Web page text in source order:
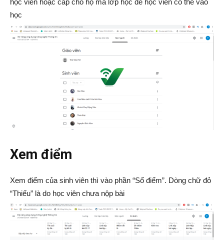
học
Xem điểm
Xem điểm của sinh viên thì vào phần “Sổ điểm”. Dòng chữ đỏ
“Thiếu” là do học viên chưa nộp bài